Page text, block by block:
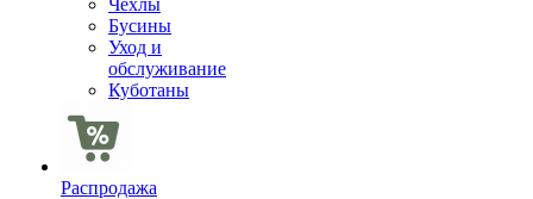
Чехлы
Бусины
Уход и
обслуживание
Куботаны
Распродажа